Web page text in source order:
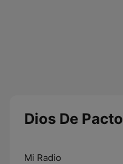
Dios De Pacto
Mi Radio